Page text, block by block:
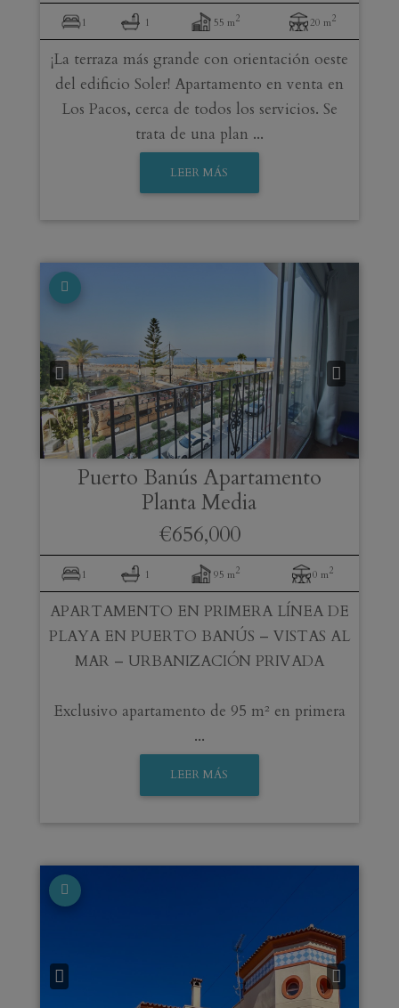
1 1 55 m2 20 m2
¡La terraza más grande con orientación oeste
del edificio Soler! Apartamento en venta en
Los Pacos, cerca de todos los servicios. Se
trata de una plan ...
LEER MÁS
Puerto Banús Apartamento
Planta Media
€656,000
1 1 95 m2 0 m2
APARTAMENTO EN PRIMERA LÍNEA DE
PLAYA EN PUERTO BANÚS – VISTAS AL
MAR – URBANIZACIÓN PRIVADA
Exclusivo apartamento de 95 m² en primera
...
LEER MÁS